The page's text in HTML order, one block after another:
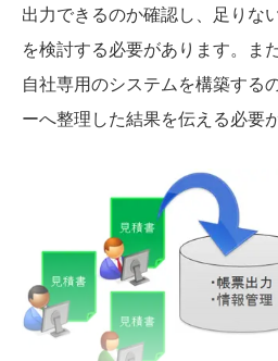
出力できるのか確認し、足りな
を検討する必要があります。ま
自社専用のシステムを構築する
ーへ整理した結果を伝える必要